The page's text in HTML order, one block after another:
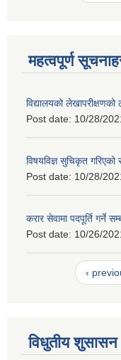
महत्वपूर्ण
विद्यालयको
Post date: 10/28/
विषयविज्ञ सुचिकृत गरिएको
Post date: 10/28/
करार सेवामा पदपूर्ति गर्ने
Post date: 10/26/
‹
विधुतीय